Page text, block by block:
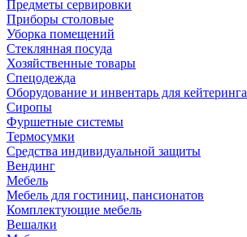
Предметы сервировки
Приборы столовые
Уборка помещений
Стеклянная посуда
Хозяйственные товары
Спецодежда
Оборудование и инвентарь для кейтеринга
Сиропы
Фуршетные системы
Термосумки
Средства индивидуальной защиты
Вендинг
Мебель
Мебель для гостиниц, пансионатов
Комплектующие мебель
Вешалки